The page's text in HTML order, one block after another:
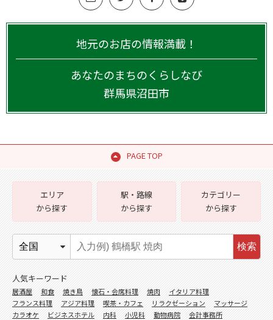
地元のお店の情報満載！
あなたのまちのくらしなび
群馬県沼田市
PAGE TOP
エリア
から探す
駅・路線
から探す
カテゴリー
から探す
検索
人気キーワード
居酒屋 和食 焼き鳥 懐石・会席料理 焼肉
イタリア料理
フランス料理
アジア料理 喫茶・カフェ リラクゼーション
マッサージ
カラオケ
ビジネスホテル 内科 小児科 動物病院
会計事務所